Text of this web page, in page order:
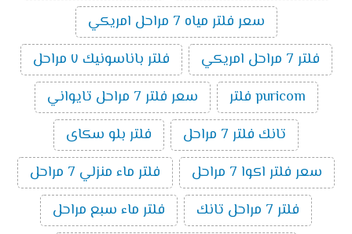
سعر فلتر مياه 7 مراحل امريكي
فلتر 7 مراحل امريكي
فلتر باناسونيك ٧ مراحل
puricom فلتر
سعر فلتر 7 مراحل تايواني
تانك فلتر 7 مراحل
فلتر بلو سكاى
سعر فلتر اكوا 7 مراحل
فلتر ماء منزلي 7 مراحل
فلتر 7 مراحل تانك
فلتر ماء سبع مراحل